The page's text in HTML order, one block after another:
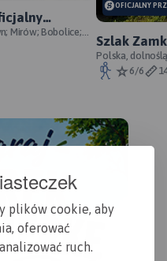
plików cookie, aby
oferować
ruch.
Mirów; Bobolice;
OFICJALNY
Szlak
przebieg
Polska,
Śląskie, powiat
6/6